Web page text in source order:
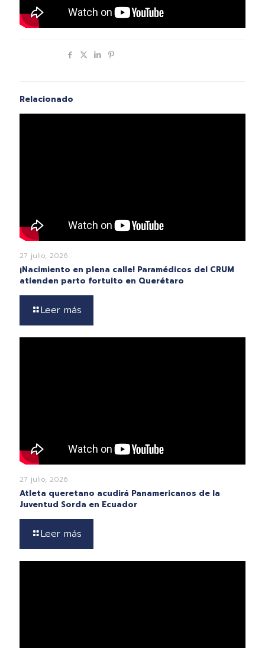
Relacionado
27 julio, 2026
¡Nacimiento en plena calle! Paramédicos del CRUM
atienden parto fortuito en Querétaro
Leer más
27 julio, 2026
Atleta queretano acudirá Panamericanos de la
Juventud Sorda en Ecuador
Leer más